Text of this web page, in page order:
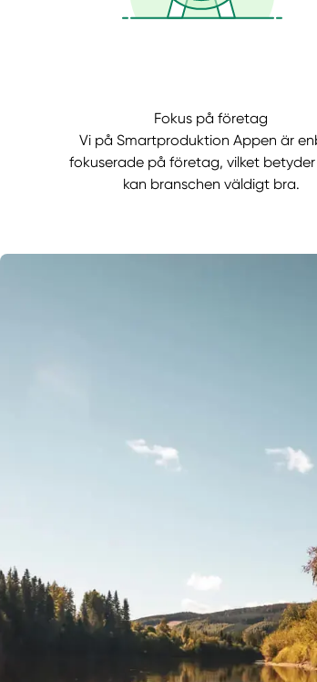
Fokus på företag
Vi på Smartproduktion Appen är
fokuserade på företag, vilket
kan branschen väldigt bra.